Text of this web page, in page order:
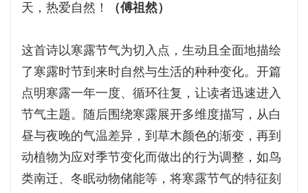
天，热爱自然！
（傅祖然）
这首诗以寒露节气为切入点，生动且全面地描绘
了寒露时节到来时自然与生活的种种变化。开篇
点明寒露一年一度、循环往复，让读者迅速进入
节气主题。随后围绕寒露展开多维度描写，从白
昼与夜晚的气温差异，到草木颜色的渐变，再到
动植物为应对季节变化而做出的行为调整，如鸟
类南迁、冬眠动物储能等，将寒露节气的特征刻